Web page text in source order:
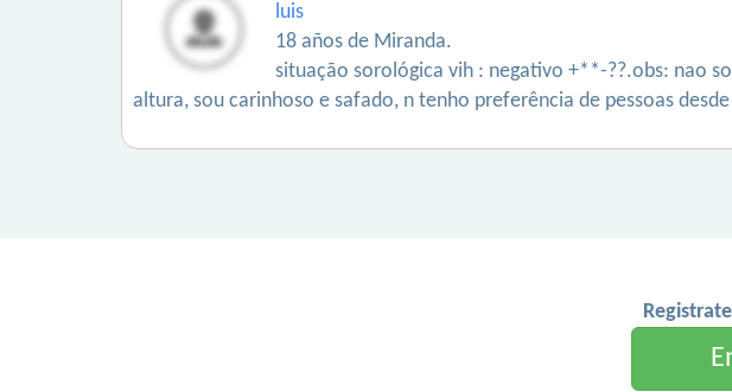
luis
18 años de Miranda.
situação sorológica vih : negativo +**-??.obs: nao
altura, sou carinhoso e safado, n tenho preferência de pessoas